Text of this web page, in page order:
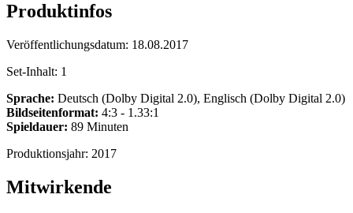
Produktinfos
Veröffentlichungsdatum: 18.08.2017
Set-Inhalt: 1
Sprache: Deutsch (Dolby Digital 2.0), Englisch (Dolby Digital 2.0)
Bildseitenformat: 4:3 - 1.33:1
Spieldauer: 89 Minuten
Produktionsjahr: 2017
Mitwirkende